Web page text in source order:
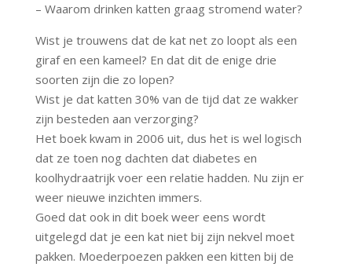
– Waarom drinken katten graag stromend water?
Wist je trouwens dat de kat net zo loopt als een
giraf en een kameel? En dat dit de enige drie
soorten zijn die zo lopen?
Wist je dat katten 30% van de tijd dat ze wakker
zijn besteden aan verzorging?
Het boek kwam in 2006 uit, dus het is wel logisch
dat ze toen nog dachten dat diabetes en
koolhydraatrijk voer een relatie hadden. Nu zijn er
weer nieuwe inzichten immers.
Goed dat ook in dit boek weer eens wordt
uitgelegd dat je een kat niet bij zijn nekvel moet
pakken. Moederpoezen pakken een kitten bij de